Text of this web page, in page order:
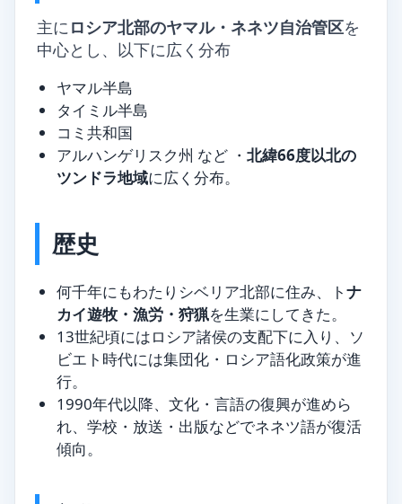
主にロシア北部のヤマル・ネネツ自治管区を
中心とし、以下に広く分布
ヤマル半島
タイミル半島
コミ共和国
アルハンゲリスク州 など ・ 北緯66度以北の
ツンドラ地域に広く分布。
歴史
何千年にもわたりシベリア北部に住み、トナ
カイ遊牧・漁労・狩猟を生業にしてきた。
13世紀頃にはロシア諸侯の支配下に入り、ソ
ビエト時代には集団化・ロシア語化政策が進
行。
1990年代以降、文化・言語の復興が進めら
れ、学校・放送・出版などでネネツ語が復活
傾向。